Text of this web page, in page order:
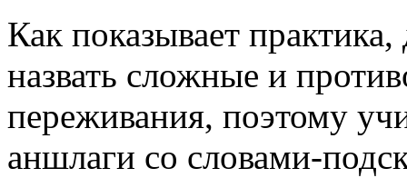
Как показывает
назвать сложные и
переживания, поэтому
аншлаги со словами-